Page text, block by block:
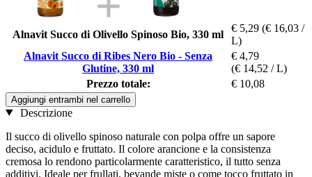
Alnavit Succo di Olivello Spinoso Bio, 330 ml
€ 5,29 (€ 16,03 /
L)
Alnavit Succo di Ribes Nero Bio - Senza
Glutine, 330 ml
€ 4,79
(€ 14,52 / L)
Prezzo totale:
€ 10,08
Aggiungi entrambi nel carrello
Descrizione
Il succo di olivello spinoso naturale con polpa offre un sapore
deciso, acidulo e fruttato. Il colore arancione e la consistenza
cremosa lo rendono particolarmente caratteristico, il tutto senza
additivi. Ideale per frullati, bevande miste o come tocco fruttato in